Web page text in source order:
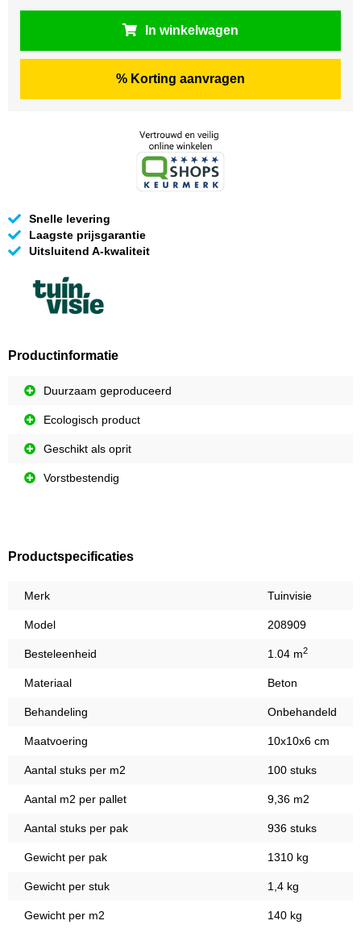
In winkelwagen
% Korting aanvragen
Snelle levering
Laagste prijsgarantie
Uitsluitend A-kwaliteit
Productinformatie
Duurzaam geproduceerd
Ecologisch product
Geschikt als oprit
Vorstbestendig
Productspecificaties
Merk Tuinvisie
Model 208909
Besteleenheid 1.04 m2
Materiaal Beton
Behandeling Onbehandeld
Maatvoering 10x10x6 cm
Aantal stuks per m2 100 stuks
Aantal m2 per pallet 9,36 m2
Aantal stuks per pak 936 stuks
Gewicht per pak 1310 kg
Gewicht per stuk 1,4 kg
Gewicht per m2 140 kg